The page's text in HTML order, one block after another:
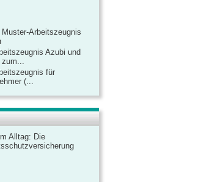
Arbeitszeugnis
Azubi und
für
(...
Alltag: Die